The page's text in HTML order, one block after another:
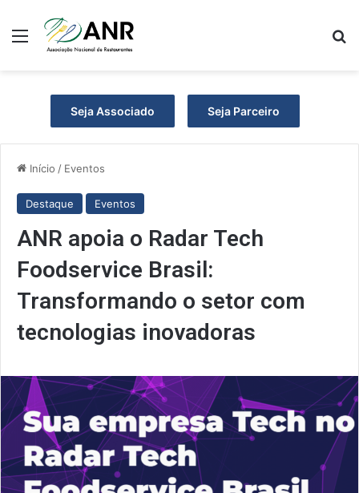
Menu
Seja Associado Seja Parceiro
Início / Eventos
Destaque Eventos
ANR apoia o Radar Tech
Foodservice Brasil:
Transformando o setor com
tecnologias inovadoras